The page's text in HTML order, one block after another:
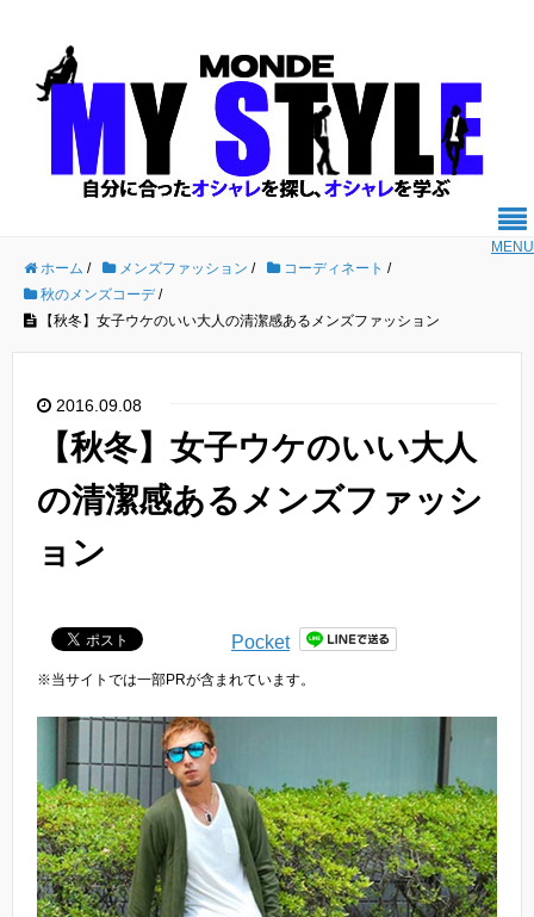
MENU
ホーム / メンズファッション / コーディネート /
秋のメンズコーデ/
【秋冬】女子ウケのいい大人の清潔感あるメンズファッション
2016.09.08
【秋冬】女子ウケのいい大人
の清潔感あるメンズファッシ
ョン
Pocket
※当サイトでは一部PRが含まれています。